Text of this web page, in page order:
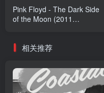
Pink Floyd - The Dark Side
of the Moon (2011
相关推荐